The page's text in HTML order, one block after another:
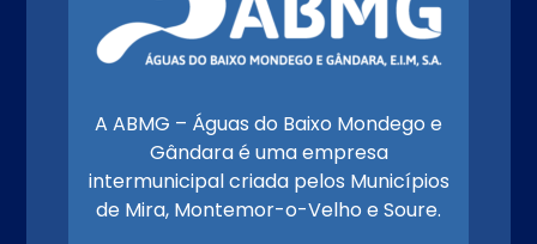
A ABMG – Águas do Baixo Mondego e
Gândara é uma empresa
intermunicipal criada pelos Municípios
de Mira, Montemor-o-Velho e Soure.